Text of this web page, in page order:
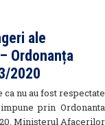
ale
Ordonanța
2020
nu au fost respectate
prin Ordonanta
Ministerul Afacerilor